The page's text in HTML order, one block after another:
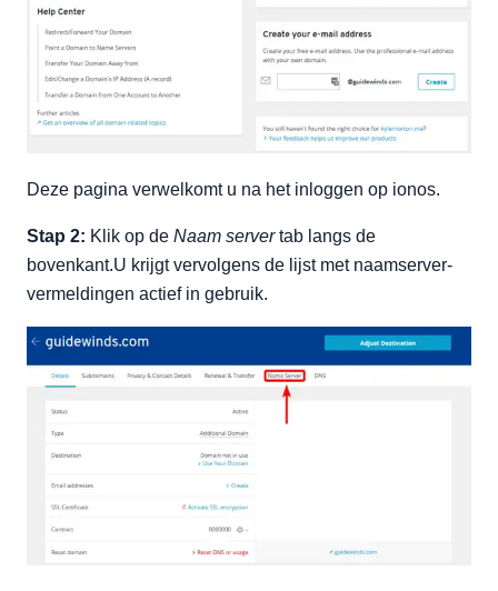
Deze pagina verwelkomt u na het inloggen op ionos.
Stap 2: Klik op de Naam servertab langs de
bovenkant.U krijgt vervolgens de lijst met naamserver-
vermeldingen actief in gebruik.